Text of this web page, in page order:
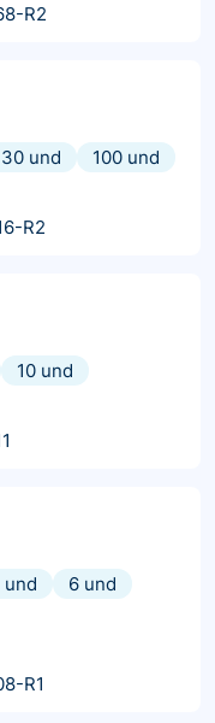
R2
30 und
100 und
R2
10 und
und
6 und
R1